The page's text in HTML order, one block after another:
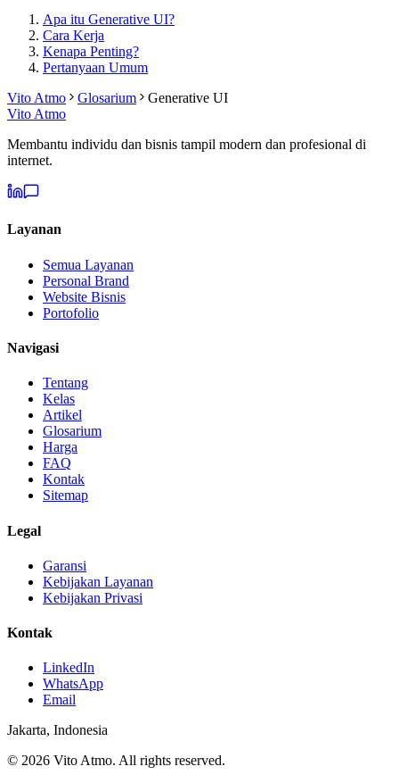
Apa itu Generative UI?
Cara Kerja
Kenapa Penting?
Pertanyaan Umum
Vito Atmo
Glosarium
Generative UI
Vito Atmo
Membantu individu dan bisnis tampil modern dan profesional di
internet.
Layanan
Semua Layanan
Personal Brand
Website Bisnis
Portofolio
Navigasi
Tentang
Kelas
Artikel
Glosarium
Harga
FAQ
Kontak
Sitemap
Legal
Garansi
Kebijakan Layanan
Kebijakan Privasi
Kontak
LinkedIn
WhatsApp
Email
Jakarta, Indonesia
© 2026 Vito Atmo. All rights reserved.